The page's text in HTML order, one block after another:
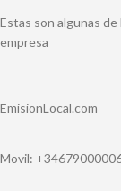
Estas son algunas
empresa
EmisionLocal.com
Movil: